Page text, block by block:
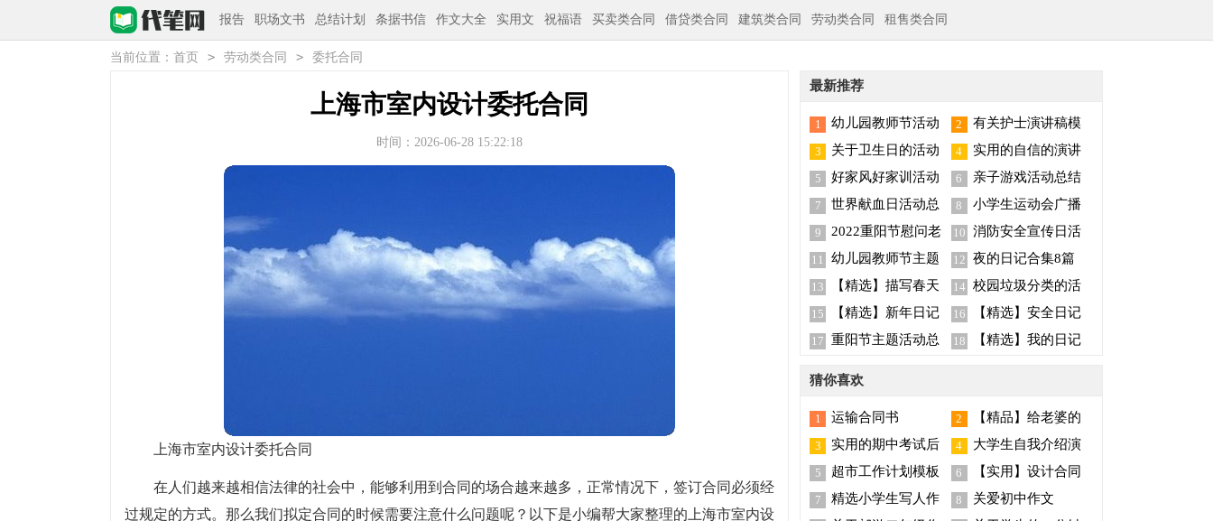
报告 职场文书 总结计划 条据书信 作文大全 实用文 祝福语 买卖类合同 借贷类合同 建筑类合同 劳动类合同 租售类合同
当前位置： 首页 > 劳动类合同 > 委托合同
上海市室内设计委托合同
时间：2026-06-28 15:22:18
上海市室内设计委托合同
在人们越来越相信法律的社会中，能够利用到合同的场合越来越多，正常情况下，签订合同必须经
过规定的方式。那么我们拟定合同的时候需要注意什么问题呢？以下是小编帮大家整理的上海市室内设
最新推荐
1
幼儿园教师节活动
总结
2
有关护士演讲稿模
板集合6篇
3
关于卫生日的活动
总结
4
实用的自信的演讲
稿模板汇编五篇
5
好家风好家训活动
总结
6 亲子游戏活动总结
7
世界献血日活动总
结15篇
8
小学生运动会广播
稿
9
2022重阳节慰问老
人活动总结（精选5
篇）
10 消防安全宣传日活
动总结
11
幼儿园教师节主题
活动总结
12 夜的日记合集8篇
13
【精选】描写春天
的日记四篇
14 校园垃圾分类的活
动总结
15
【精选】新年日记
合集四篇
16
【精选】安全日记
三篇
17 重阳节主题活动总
18
【精选】我的日记
猜你喜欢
1 运输合同书 2
【精品】给老婆的
保证书4篇
3
实用的期中考试后
的作文汇编5篇
4
大学生自我介绍演
讲稿(15篇)
5
超市工作计划模板
汇总六篇
6
【实用】设计合同
模板集锦9篇
7
精选小学生写人作
8 关爱初中作文